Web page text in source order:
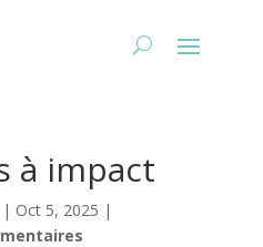
à impact
Oct 5, 2025 |